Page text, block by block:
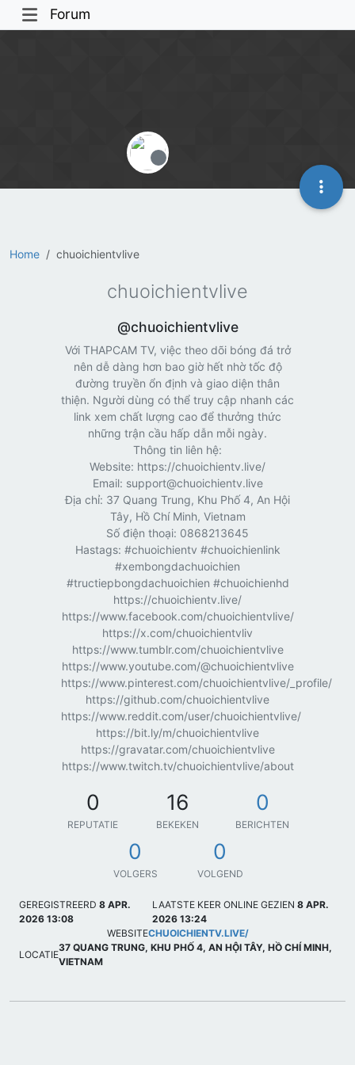
Forum
Home chuoichientvlive
Offline
chuoichientvlive
@chuoichientvlive
Với THAPCAM TV, việc theo dõi bóng đá trở
nên dễ dàng hơn bao giờ hết nhờ tốc độ
đường truyền ổn định và giao diện thân
thiện. Người dùng có thể truy cập nhanh các
link xem chất lượng cao để thưởng thức
những trận cầu hấp dẫn mỗi ngày.
Thông tin liên hệ:
Website: https://chuoichientv.live/
Email: support@chuoichientv.live
Địa chỉ: 37 Quang Trung, Khu Phố 4, An Hội
Tây, Hồ Chí Minh, Vietnam
Số điện thoại: 0868213645
Hastags: #chuoichientv #chuoichienlink
#xembongdachuoichien
#tructiepbongdachuoichien #chuoichienhd
https://chuoichientv.live/
https://www.facebook.com/chuoichientvlive/
https://x.com/chuoichientvliv
https://www.tumblr.com/chuoichientvlive
https://www.youtube.com/@chuoichientvlive
https://www.pinterest.com/chuoichientvlive/_profile/
https://github.com/chuoichientvlive
https://www.reddit.com/user/chuoichientvlive/
https://bit.ly/m/chuoichientvlive
https://gravatar.com/chuoichientvlive
https://www.twitch.tv/chuoichientvlive/about
0
REPUTATIE
16
BEKEKEN
0
BERICHTEN
0
VOLGERS
0
VOLGEND
GEREGISTREERD 8 APR.
2026 13:08
LAATSTE KEER ONLINE GEZIEN 8 APR.
2026 13:24
WEBSITECHUOICHIENTV.LIVE/
LOCATIE
37 QUANG TRUNG, KHU PHỐ 4, AN HỘI TÂY, HỒ CHÍ MINH,
VIETNAM